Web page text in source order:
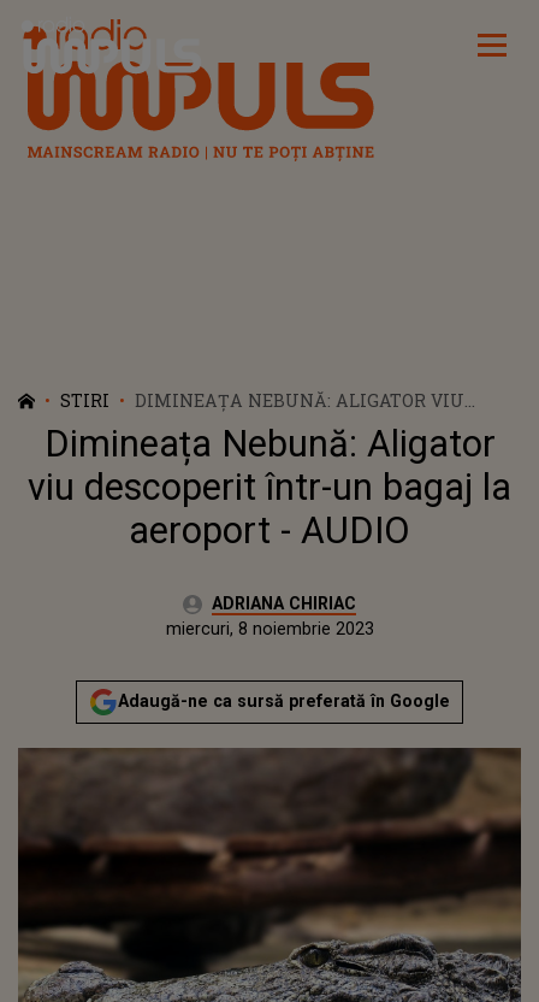
Radio Impuls
STIRI
DIMINEAȚA NEBUNĂ: ALIGATOR VIU
DESCOPERIT ÎNTR-UN BAGAJ LA
AEROPORT - AUDIO
Dimineața Nebună: Aligator
viu descoperit într-un bagaj la
aeroport - AUDIO
Autor:ADRIANA CHIRIAC
marți, 8 noiembrie 2022Actualizat:
miercuri, 8 noiembrie 2023
Adaugă-ne ca sursă preferată în Google